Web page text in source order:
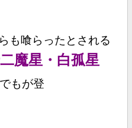
も喰らったとされる
魔星・白孤星
もが登